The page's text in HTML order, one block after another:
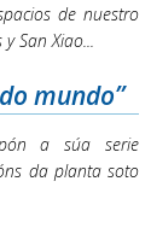
de nuestro
San Xiao...
mundo”
a súa serie
da planta soto